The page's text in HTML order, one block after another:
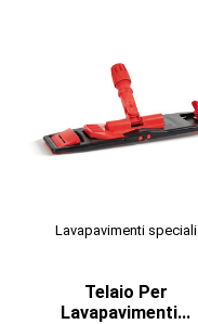
Lavapavimenti speciali
Telaio Per
Lavapavimenti...